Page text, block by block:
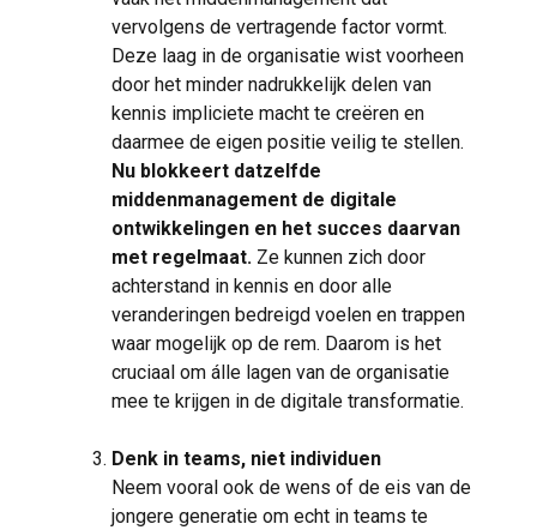
vervolgens de vertragende factor vormt.
Deze laag in de organisatie wist voorheen
door het minder nadrukkelijk delen van
kennis impliciete macht te creëren en
daarmee de eigen positie veilig te stellen.
Nu blokkeert datzelfde
middenmanagement de digitale
ontwikkelingen en het succes daarvan
met regelmaat. Ze kunnen zich door
achterstand in kennis en door alle
veranderingen bedreigd voelen en trappen
waar mogelijk op de rem. Daarom is het
cruciaal om álle lagen van de organisatie
mee te krijgen in de digitale transformatie.
Denk in teams, niet individuen
Neem vooral ook de wens of de eis van de
jongere generatie om echt in teams te